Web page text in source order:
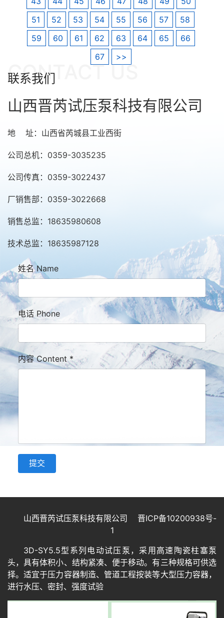
51
52 53 54 55 56 57
58
59
60 61 62 63 64 65
66
67
>>
CONTACT US
联系我们
山西晋芮试压泵科技有限公司
地 址：山西省芮城县工业西街
公司总机：0359-3035235
公司传真：0359-3022437
厂销售部：0359-3022668
销售总监：18635980608
技术总监：18635987128
姓名 Name
电话 Phone
内容 Content*
提交
山西晋芮试压泵科技有限公司 晋ICP备10200938号-
1
3D-SY5.5型系列电动试压泵，采用高速陶瓷柱塞泵
头，具有体积小、结构紧凑、便于移动。有三种规格可供选
择。适宜于压力容器制造、管道工程按装等大型压力容器，
进行水压、密封、强度试验